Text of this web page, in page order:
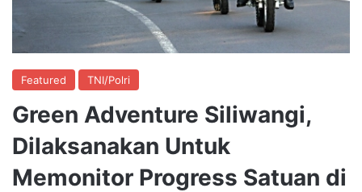
Featured TNI/Polri
Green Adventure Siliwangi,
Dilaksanakan Untuk
Memonitor Progress Satuan di